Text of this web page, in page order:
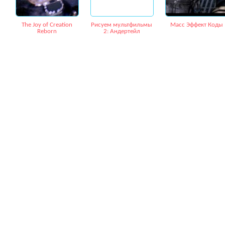
The Joy of Creation
Reborn
Рисуем мультфильмы
2: Андертейл
Масс Эффект Коды